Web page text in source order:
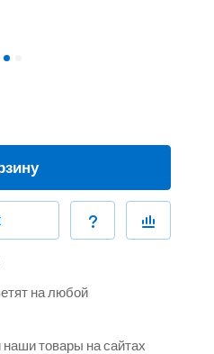
на любой
товары на сайтах